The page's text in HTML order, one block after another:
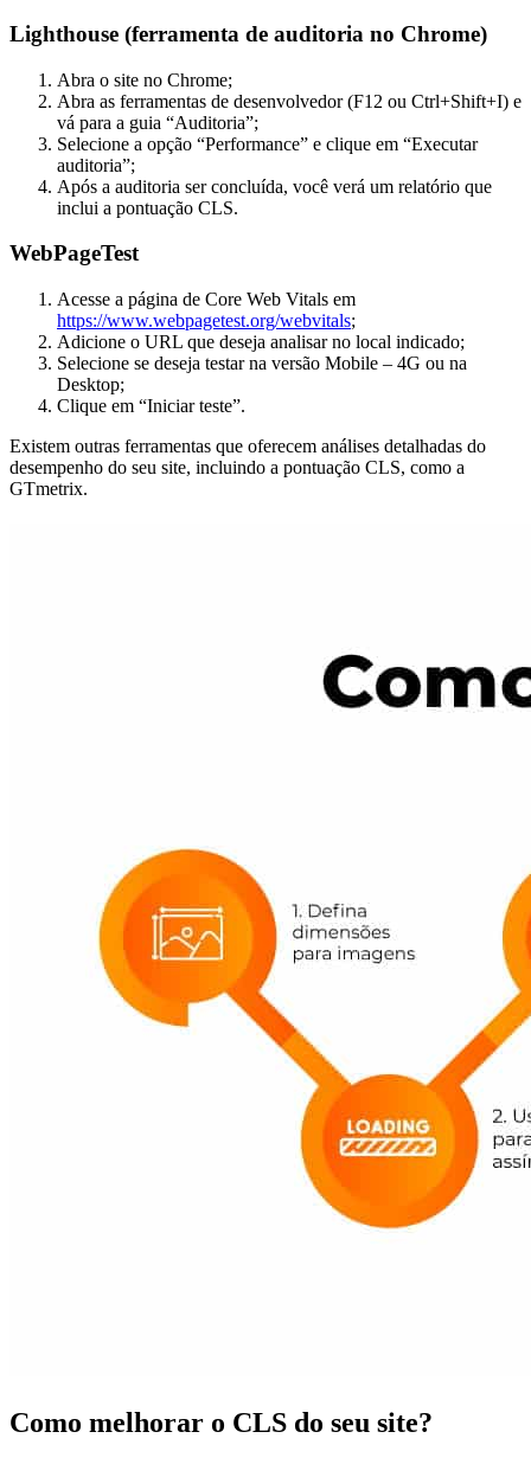
Lighthouse (ferramenta de auditoria no Chrome)
Abra o site no Chrome;
Abra as ferramentas de desenvolvedor (F12 ou Ctrl+Shift+I) e
vá para a guia “Auditoria”;
Selecione a opção “Performance” e clique em “Executar
auditoria”;
Após a auditoria ser concluída, você verá um relatório que
inclui a pontuação CLS.
WebPageTest
Acesse a página de Core Web Vitals em
https://www.webpagetest.org/webvitals;
Adicione o URL que deseja analisar no local indicado;
Selecione se deseja testar na versão Mobile – 4G ou na
Desktop;
Clique em “Iniciar teste”.
Existem outras ferramentas que oferecem análises detalhadas do
desempenho do seu site, incluindo a pontuação CLS, como a
GTmetrix.
Como melhorar o CLS do seu site?